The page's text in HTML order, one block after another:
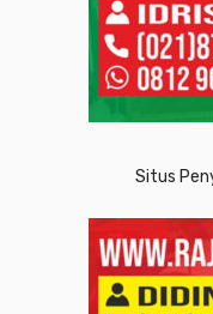
Situs